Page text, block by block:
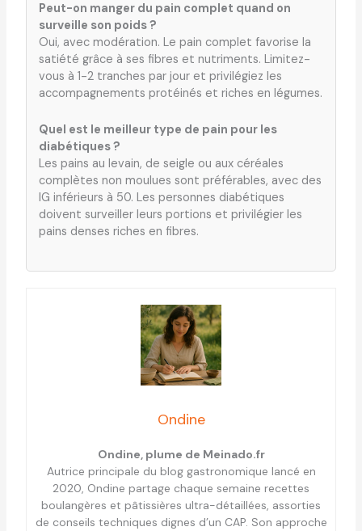
Peut-on manger du pain complet quand on
surveille son poids ?
Oui, avec modération. Le pain complet favorise la
satiété grâce à ses fibres et nutriments. Limitez-
vous à 1-2 tranches par jour et privilégiez les
accompagnements protéinés et riches en légumes.
Quel est le meilleur type de pain pour les
diabétiques ?
Les pains au levain, de seigle ou aux céréales
complètes non moulues sont préférables, avec des
IG inférieurs à 50. Les personnes diabétiques
doivent surveiller leurs portions et privilégier les
pains denses riches en fibres.
Ondine
Ondine, plume de Meinado.fr
Autrice principale du blog gastronomique lancé en
2020, Ondine partage chaque semaine recettes
boulangères et pâtissières ultra-détaillées, assorties
de conseils techniques dignes d’un CAP. Son approche